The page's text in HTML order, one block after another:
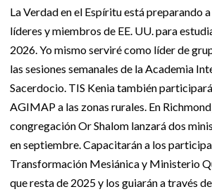
La Verdad en el Espíritu está preparando
líderes y miembros de EE. UU. para
2026. Yo mismo serviré como líder de
las sesiones semanales de la Academia
Sacerdocio. TIS Kenia también
AGIMAP a las zonas rurales. En
congregación Or Shalom lanzará dos
en septiembre. Capacitarán a los
Transformación Mesiánica y Ministerio
que resta de 2025 y los guiarán a través